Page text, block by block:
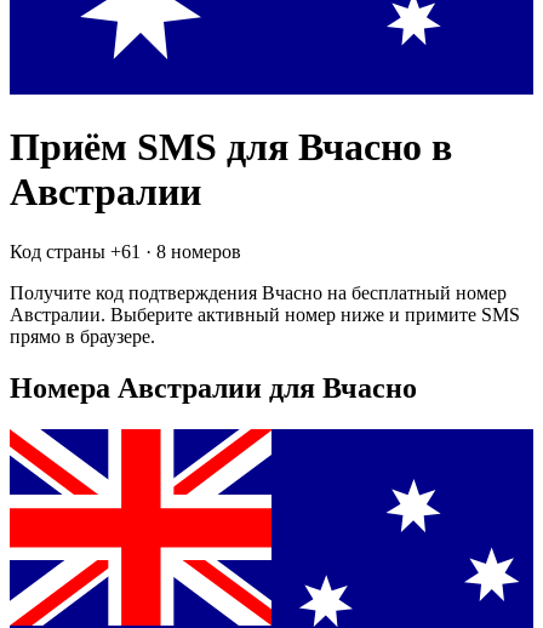
Приём SMS для Вчасно в
Австралии
Код страны +61 · 8 номеров
Получите код подтверждения Вчасно на бесплатный номер
Австралии. Выберите активный номер ниже и примите SMS
прямо в браузере.
Номера Австралии для Вчасно